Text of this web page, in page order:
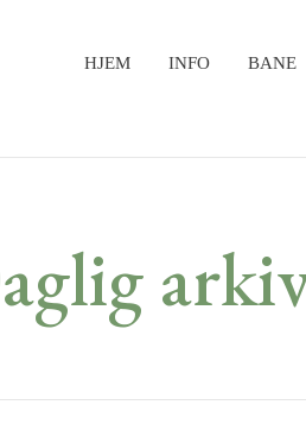
HJEM INFO BANE